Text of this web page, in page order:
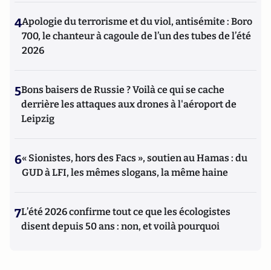
4Apologie du terrorisme et du viol, antisémite : Boro
700, le chanteur à cagoule de l’un des tubes de l’été
2026
5Bons baisers de Russie ? Voilà ce qui se cache
derrière les attaques aux drones à l'aéroport de
Leipzig
6« Sionistes, hors des Facs », soutien au Hamas : du
GUD à LFI, les mêmes slogans, la même haine
7L’été 2026 confirme tout ce que les écologistes
disent depuis 50 ans : non, et voilà pourquoi